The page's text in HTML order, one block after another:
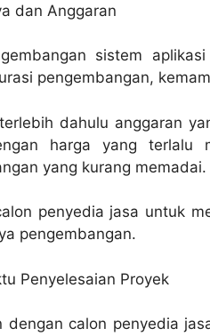
dan Anggaran
sistem
pengembangan,
dahulu anggaran
harga yang terlalu
yang kurang memadai.
penyedia jasa untuk
pengembangan.
Penyelesaian Proyek
dengan calon penyedia